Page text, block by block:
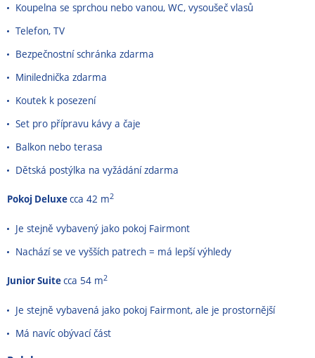
Koupelna se sprchou nebo vanou, WC, vysoušeč vlasů
Telefon, TV
Bezpečnostní schránka zdarma
Minilednička zdarma
Koutek k posezení
Set pro přípravu kávy a čaje
Balkon nebo terasa
Dětská postýlka na vyžádání zdarma
Pokoj Deluxecca 42 m2
Je stejně vybavený jako pokoj Fairmont
Nachází se ve vyšších patrech = má lepší výhledy
Junior Suitecca 54 m2
Je stejně vybavená jako pokoj Fairmont, ale je prostornější
Má navíc obývací část